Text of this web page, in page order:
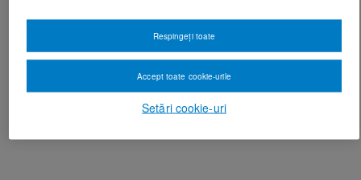
Setări cookie-uri
Respingeți toate
Accept toate cookie-urile